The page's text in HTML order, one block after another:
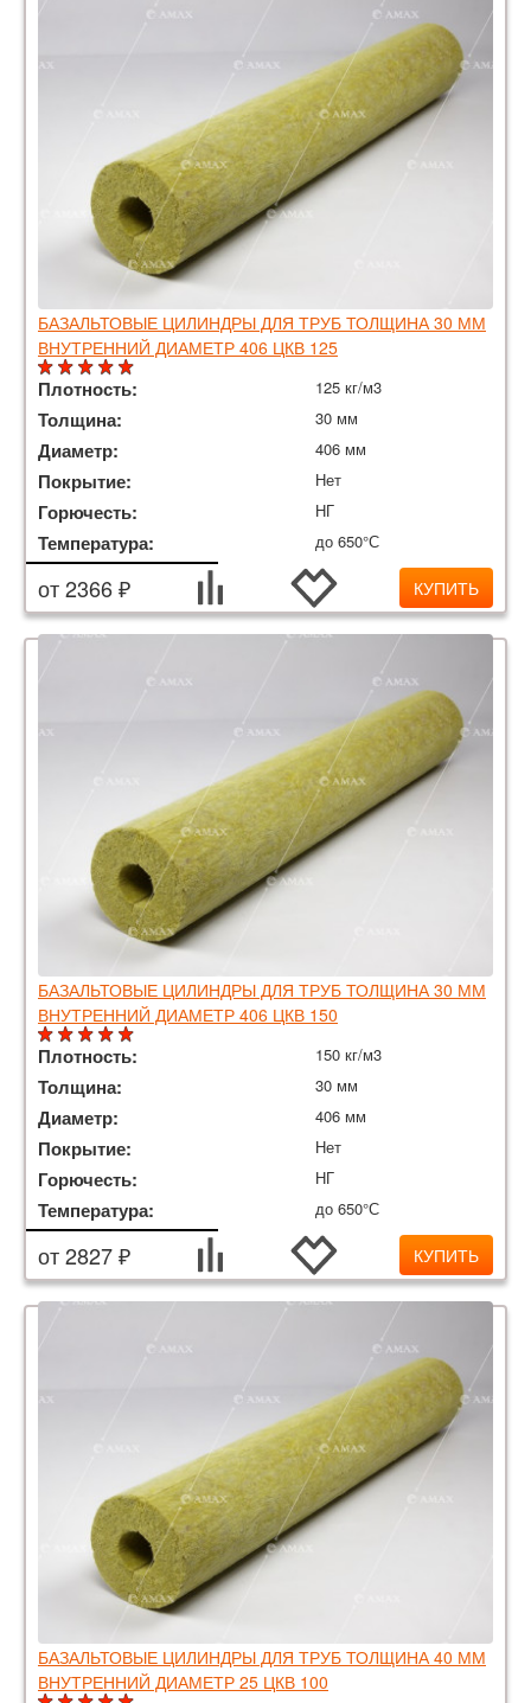
БАЗАЛЬТОВЫЕ ЦИЛИНДРЫ ДЛЯ ТРУБ ТОЛЩИНА 30 ММ
ВНУТРЕННИЙ ДИАМЕТР 406 ЦКВ 125
Плотность: 125 кг/м3
Толщина: 30 мм
Диаметр: 406 мм
Покрытие: Нет
Горючесть: НГ
Температура: до 650°С
от 2366 ₽ КУПИТЬ
БАЗАЛЬТОВЫЕ ЦИЛИНДРЫ ДЛЯ ТРУБ ТОЛЩИНА 30 ММ
ВНУТРЕННИЙ ДИАМЕТР 406 ЦКВ 150
Плотность: 150 кг/м3
Толщина: 30 мм
Диаметр: 406 мм
Покрытие: Нет
Горючесть: НГ
Температура: до 650°С
от 2827 ₽ КУПИТЬ
БАЗАЛЬТОВЫЕ ЦИЛИНДРЫ ДЛЯ ТРУБ ТОЛЩИНА 40 ММ
ВНУТРЕННИЙ ДИАМЕТР 25 ЦКВ 100